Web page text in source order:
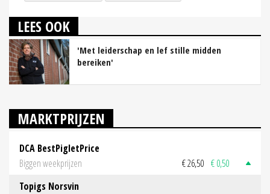
LEES OOK
'Met leiderschap en lef stille midden
bereiken'
MARKTPRIJZEN
DCA BestPigletPrice
Biggen weekprijzen
€ 26,50 € 0,50
Topigs Norsvin